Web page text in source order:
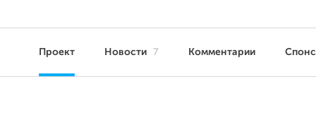
Проект Новости 7 Комментарии